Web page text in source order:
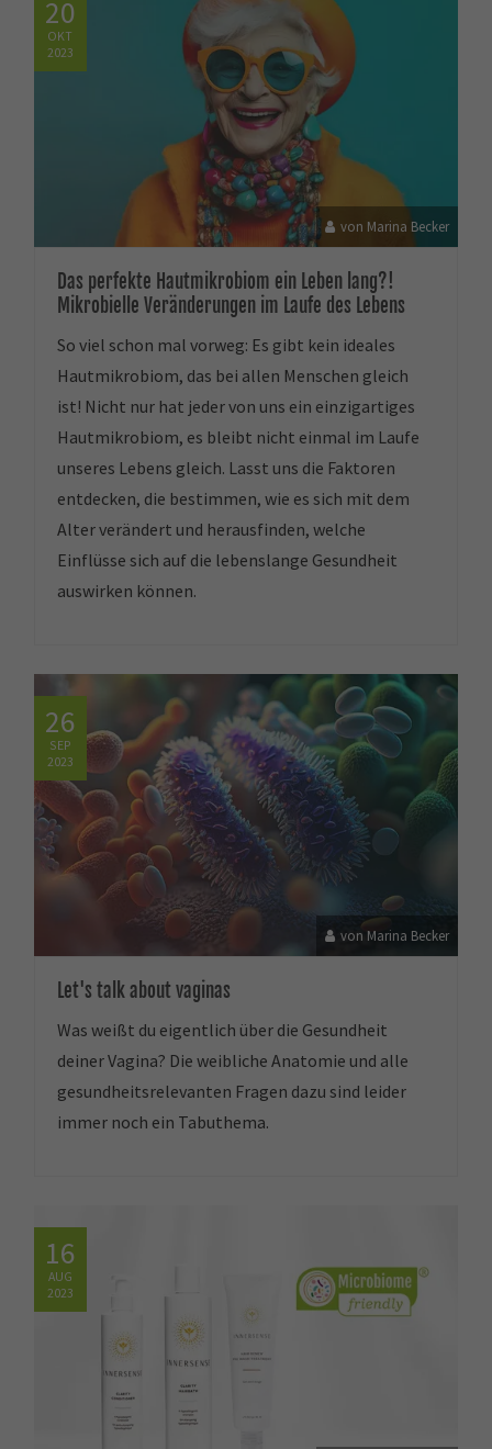
20
OKT
2023
von Marina Becker
Das perfekte Hautmikrobiom ein Leben lang?!
Mikrobielle Veränderungen im Laufe des Lebens
So viel schon mal vorweg: Es gibt kein ideales
Hautmikrobiom, das bei allen Menschen gleich
ist! Nicht nur hat jeder von uns ein einzigartiges
Hautmikrobiom, es bleibt nicht einmal im Laufe
unseres Lebens gleich. Lasst uns die Faktoren
entdecken, die bestimmen, wie es sich mit dem
Alter verändert und herausfinden, welche
Einflüsse sich auf die lebenslange Gesundheit
auswirken können.
26
SEP
2023
von Marina Becker
Let's talk about vaginas
Was weißt du eigentlich über die Gesundheit
deiner Vagina? Die weibliche Anatomie und alle
gesundheitsrelevanten Fragen dazu sind leider
immer noch ein Tabuthema.
16
AUG
2023